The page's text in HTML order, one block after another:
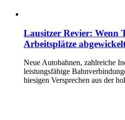
Lausitzer Revier: Wenn
Arbeitsplätze
Neue Autobahnen, zahlreiche
leistungsfähige
hiesigen Versprechen aus der